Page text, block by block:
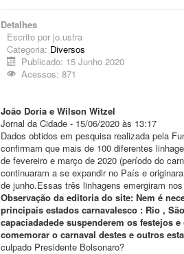
Detalhes
Escrito por jo.ustra
Categoria: Diversos
Publicado: 15 Junho 2020
Acessos: 871
João Doria e Wilson Witzel
Jornal da Cidade - 15/06/2020 às 13:17
Dados obtidos em pesquisa realizada pela
confirmam que mais de 100 diferentes
de fevereiro e março de 2020 (período do
continuaram a se expandir no País e
de junho.Essas três linhagens emergiram
Observação da editoria do site: Nem é
principais estados carnavalesco : Rio ,
capaciadadede suspenderem os festejos
comemorar o carnaval destes e outros
culpado Presidente Bolsonaro?